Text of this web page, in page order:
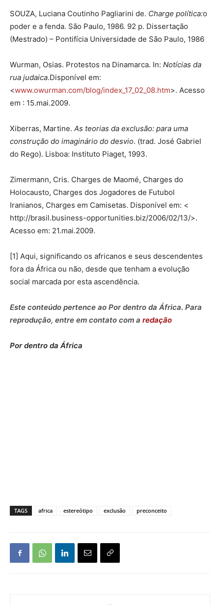
SOUZA, Luciana Coutinho Pagliarini de. Charge política:o
poder e a fenda. São Paulo, 1986. 92 p. Dissertação
(Mestrado) – Pontifícia Universidade de São Paulo, 1986
Wurman, Osias. Protestos na Dinamarca. In: Notícias da
rua judaica.Disponível em:
<www.owurman.com/blog/index_17_02_08.htm>. Acesso
em : 15.mai.2009.
Xiberras, Martine. As teorias da exclusão: para uma
construção do imaginário do desvio. (trad. José Gabriel
do Rego). Lisboa: Instituto Piaget, 1993.
Zimermann, Cris. Charges de Maomé, Charges do
Holocausto, Charges dos Jogadores de Futubol
Iranianos, Charges em Camisetas. Disponível em: <
http://brasil.business-opportu­nities.biz/2006/02/13/>.
Acesso em: 21.mai.2009.
[1] Aqui, significando os africanos e seus descendentes
fora da África ou não, desde que tenham a evolução
social marcada por esta ascendência.
Este conteúdo pertence ao Por dentro da África. Para
reprodução, entre em contato com a redação
Por dentro da África
TAGS africa estereótipo exclusão preconceito